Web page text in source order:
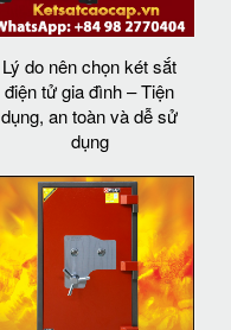
Lý do nên chọn két sắt
điện tử gia đình – Tiện
dụng, an toàn và dễ sử
dụng